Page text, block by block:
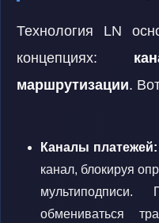
Технология LN
концепциях:
маршрутизации.
Каналы платежей:
канал, блокируя
обмениваться